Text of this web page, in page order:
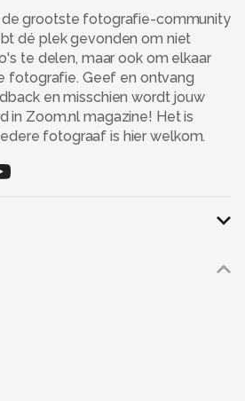
de grootste fotografie-community
dé plek gevonden om niet
te delen, maar ook om elkaar
fotografie. Geef en ontvang
en misschien wordt jouw
in Zoom.nl magazine! Het is
fotograaf is hier welkom.